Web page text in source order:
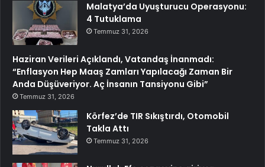
Malatya’da Uyuşturucu Operasyonu:
4 Tutuklama
Temmuz 31, 2026
Haziran Verileri Açıklandı, Vatandaş İnanmadı:
“Enflasyon Hep Maaş Zamları Yapılacağı Zaman Bir
Anda Düşüveriyor. Aç İnsanın Tansiyonu Gibi”
Temmuz 31, 2026
Körfez’de TIR Sıkıştırdı, Otomobil
Takla Attı
Temmuz 31, 2026